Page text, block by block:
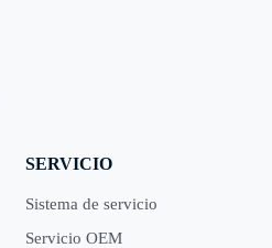
SERVICIO
Sistema de servicio
Servicio OEM